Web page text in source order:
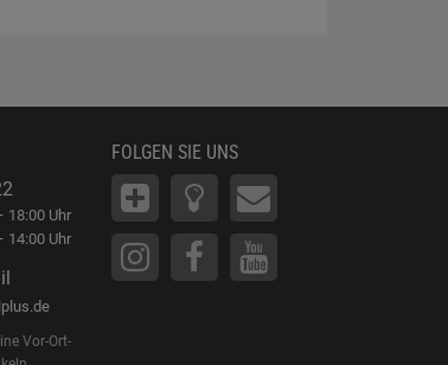
18:00 Uhr
14:00 Uhr
Vor-Ort-
FOLGEN SIE UNS